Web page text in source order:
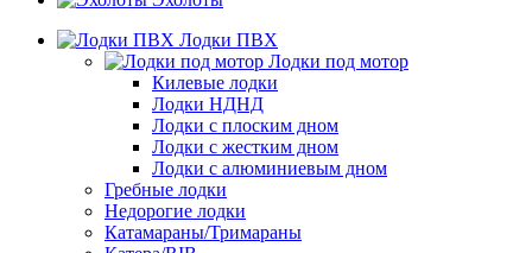
Лодки ПВХ
Лодки под мотор
Килевые лодки
Лодки НДНД
Лодки с плоским дном
Лодки с жестким дном
Лодки с алюминиевым дном
Гребные лодки
Недорогие лодки
Катамараны/Тримараны